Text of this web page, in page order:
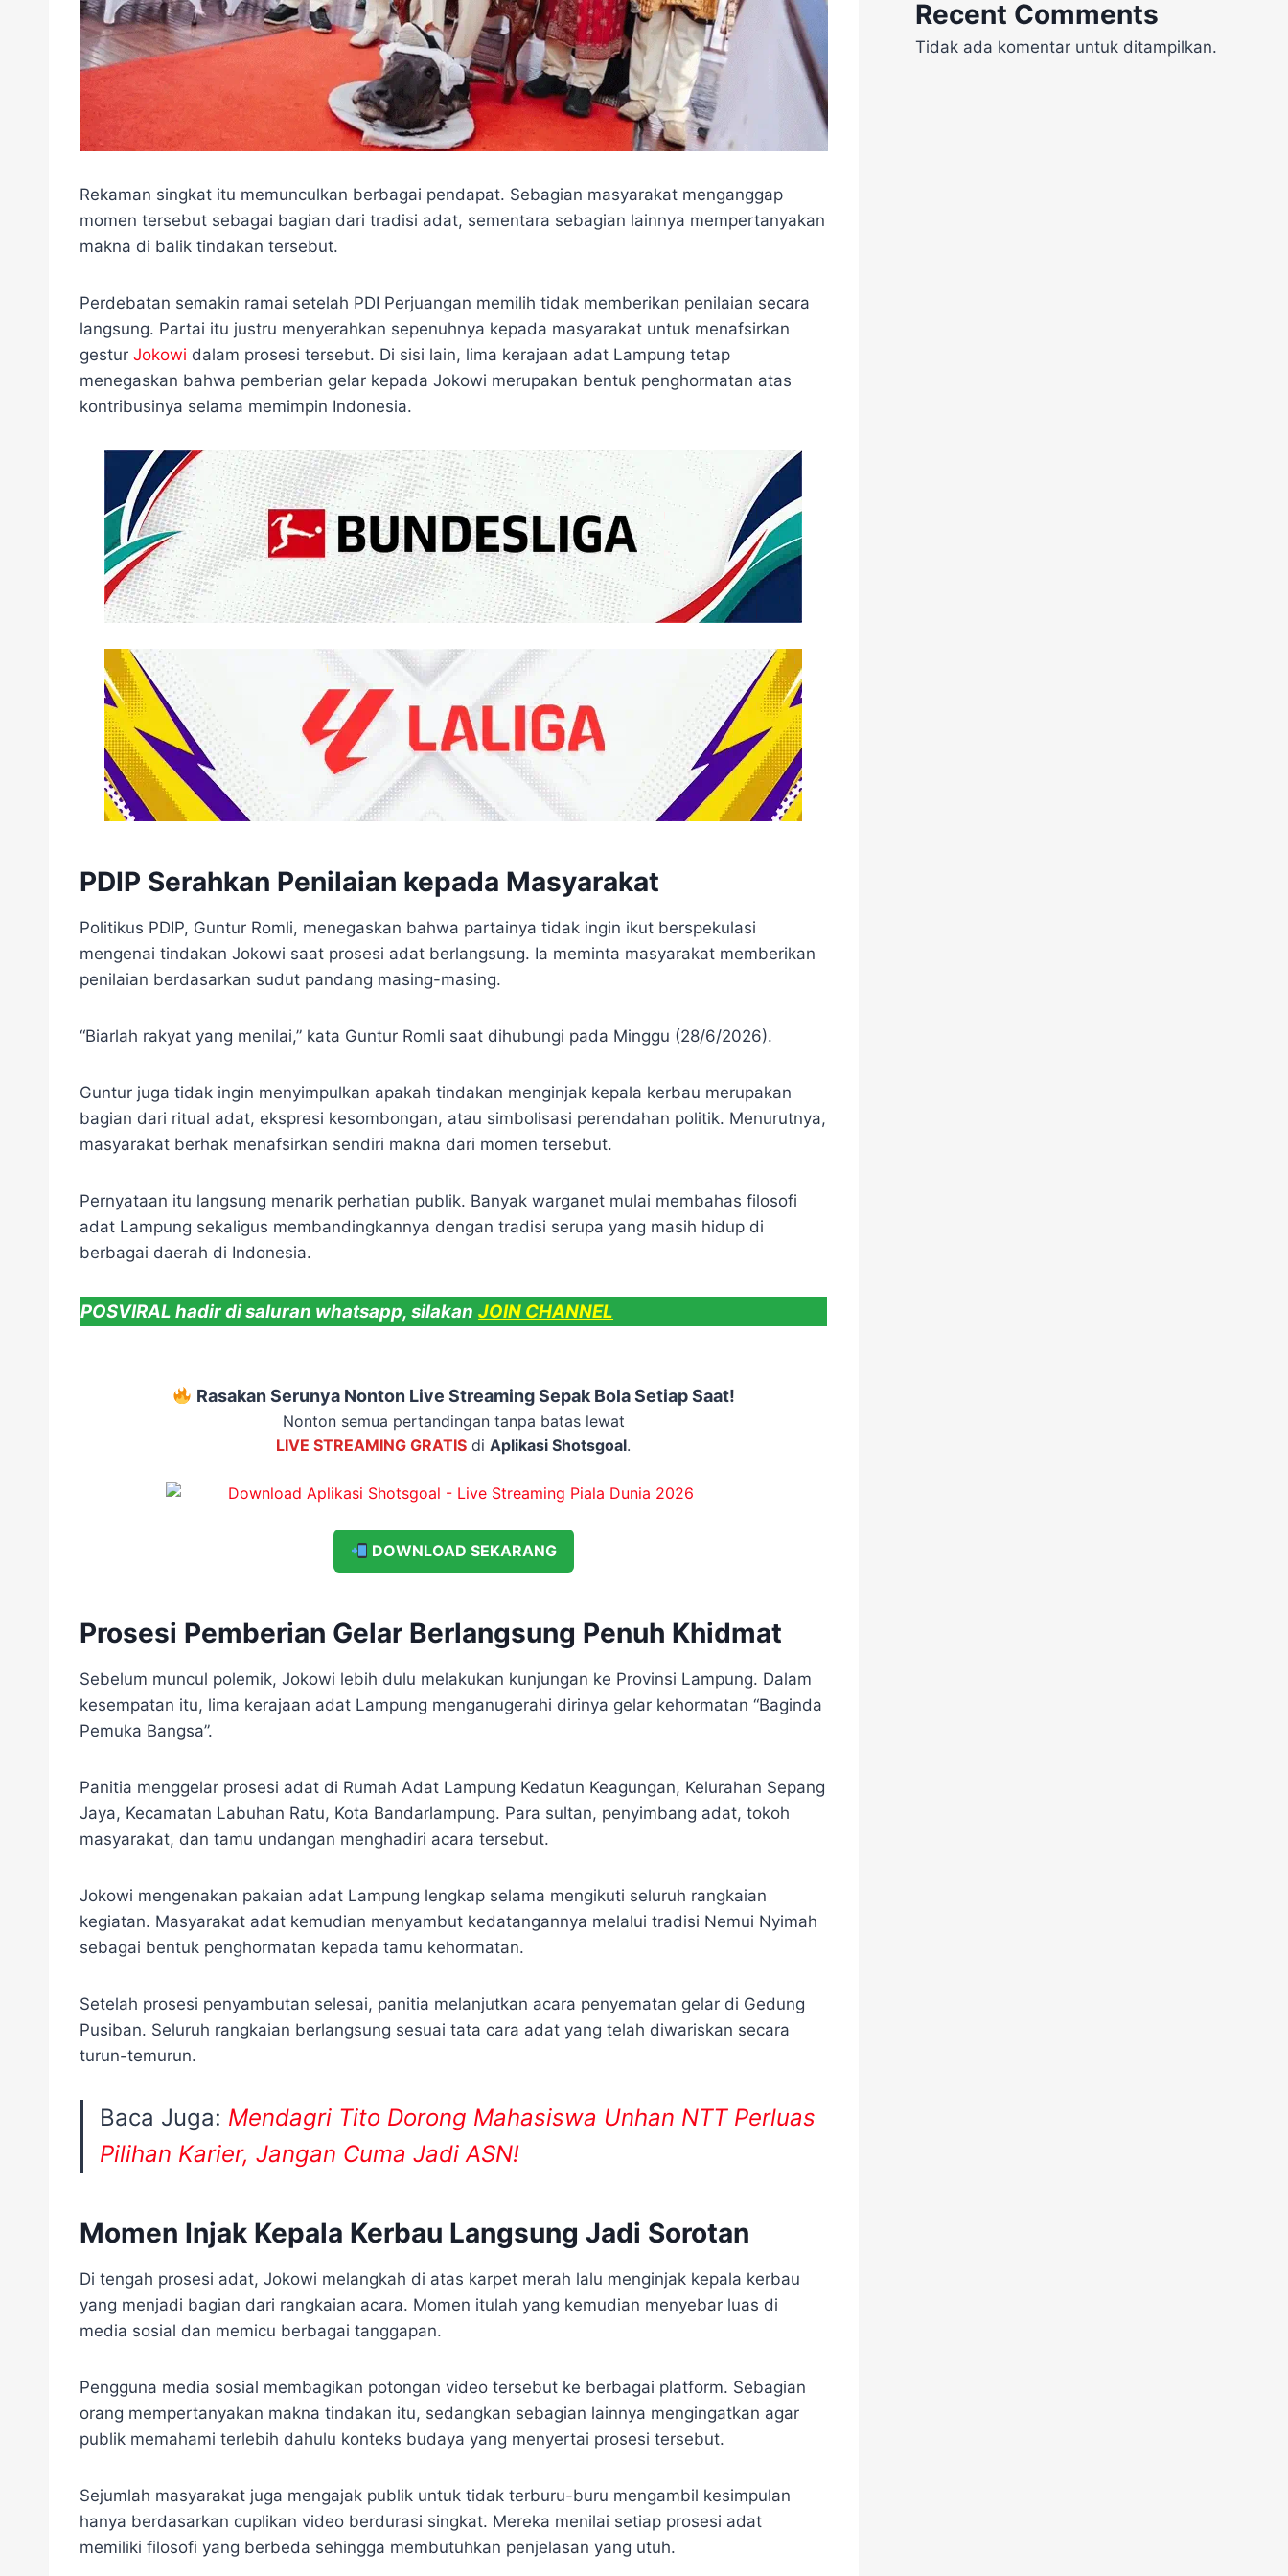
Rekaman singkat itu memunculkan berbagai pendapat. Sebagian masyarakat menganggap
momen tersebut sebagai bagian dari tradisi adat, sementara sebagian lainnya mempertanyakan
makna di balik tindakan tersebut.
Perdebatan semakin ramai setelah PDI Perjuangan memilih tidak memberikan penilaian secara
langsung. Partai itu justru menyerahkan sepenuhnya kepada masyarakat untuk menafsirkan
gestur Jokowi dalam prosesi tersebut. Di sisi lain, lima kerajaan adat Lampung tetap
menegaskan bahwa pemberian gelar kepada Jokowi merupakan bentuk penghormatan atas
kontribusinya selama memimpin Indonesia.
PDIP Serahkan Penilaian kepada Masyarakat
Politikus PDIP, Guntur Romli, menegaskan bahwa partainya tidak ingin ikut berspekulasi
mengenai tindakan Jokowi saat prosesi adat berlangsung. Ia meminta masyarakat memberikan
penilaian berdasarkan sudut pandang masing-masing.
“Biarlah rakyat yang menilai,” kata Guntur Romli saat dihubungi pada Minggu (28/6/2026).
Guntur juga tidak ingin menyimpulkan apakah tindakan menginjak kepala kerbau merupakan
bagian dari ritual adat, ekspresi kesombongan, atau simbolisasi perendahan politik. Menurutnya,
masyarakat berhak menafsirkan sendiri makna dari momen tersebut.
Pernyataan itu langsung menarik perhatian publik. Banyak warganet mulai membahas filosofi
adat Lampung sekaligus membandingkannya dengan tradisi serupa yang masih hidup di
berbagai daerah di Indonesia.
POSVIRAL hadir di saluran whatsapp, silakan JOIN CHANNEL
Rasakan Serunya Nonton Live Streaming Sepak Bola Setiap Saat!
Nonton semua pertandingan tanpa batas lewat
LIVE STREAMING GRATIS diAplikasi Shotsgoal.
DOWNLOAD SEKARANG
Prosesi Pemberian Gelar Berlangsung Penuh Khidmat
Sebelum muncul polemik, Jokowi lebih dulu melakukan kunjungan ke Provinsi Lampung. Dalam
kesempatan itu, lima kerajaan adat Lampung menganugerahi dirinya gelar kehormatan “Baginda
Pemuka Bangsa”.
Panitia menggelar prosesi adat di Rumah Adat Lampung Kedatun Keagungan, Kelurahan Sepang
Jaya, Kecamatan Labuhan Ratu, Kota Bandarlampung. Para sultan, penyimbang adat, tokoh
masyarakat, dan tamu undangan menghadiri acara tersebut.
Jokowi mengenakan pakaian adat Lampung lengkap selama mengikuti seluruh rangkaian
kegiatan. Masyarakat adat kemudian menyambut kedatangannya melalui tradisi Nemui Nyimah
sebagai bentuk penghormatan kepada tamu kehormatan.
Setelah prosesi penyambutan selesai, panitia melanjutkan acara penyematan gelar di Gedung
Pusiban. Seluruh rangkaian berlangsung sesuai tata cara adat yang telah diwariskan secara
turun-temurun.
Baca Juga: Mendagri Tito Dorong Mahasiswa Unhan NTT Perluas
Pilihan Karier, Jangan Cuma Jadi ASN!
Momen Injak Kepala Kerbau Langsung Jadi Sorotan
Di tengah prosesi adat, Jokowi melangkah di atas karpet merah lalu menginjak kepala kerbau
yang menjadi bagian dari rangkaian acara. Momen itulah yang kemudian menyebar luas di
media sosial dan memicu berbagai tanggapan.
Pengguna media sosial membagikan potongan video tersebut ke berbagai platform. Sebagian
orang mempertanyakan makna tindakan itu, sedangkan sebagian lainnya mengingatkan agar
publik memahami terlebih dahulu konteks budaya yang menyertai prosesi tersebut.
Sejumlah masyarakat juga mengajak publik untuk tidak terburu-buru mengambil kesimpulan
hanya berdasarkan cuplikan video berdurasi singkat. Mereka menilai setiap prosesi adat
memiliki filosofi yang berbeda sehingga membutuhkan penjelasan yang utuh.
Recent Comments
Tidak ada komentar untuk ditampilkan.